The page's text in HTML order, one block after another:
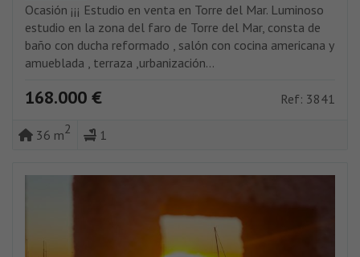
Ocasión ¡¡¡ Estudio en venta en Torre del Mar. Luminoso
estudio en la zona del faro de Torre del Mar, consta de
baño con ducha reformado , salón con cocina americana y
amueblada , terraza ,urbanización...
168.000 € Ref: 3841
36 m2 1